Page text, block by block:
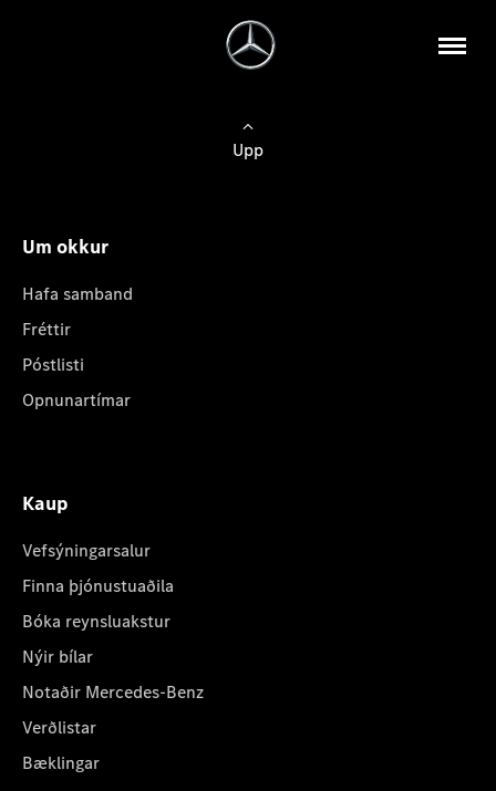
Upp
Um okkur
Hafa samband
Fréttir
Póstlisti
Opnunartímar
Kaup
Vefsýningarsalur
Finna þjónustuaðila
Bóka reynsluakstur
Nýir bílar
Notaðir Mercedes-Benz
Verðlistar
Bæklingar